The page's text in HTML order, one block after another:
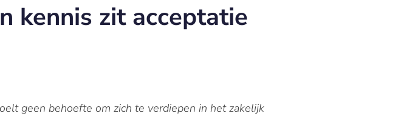
kennis zit acceptatie
geen behoefte om zich te verdiepen in het zakelijk